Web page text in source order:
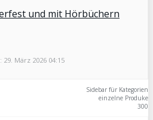
und mit Hörbüchern
März 2026 04:15
Sidebar für Kategorien
einzelne Produke
300